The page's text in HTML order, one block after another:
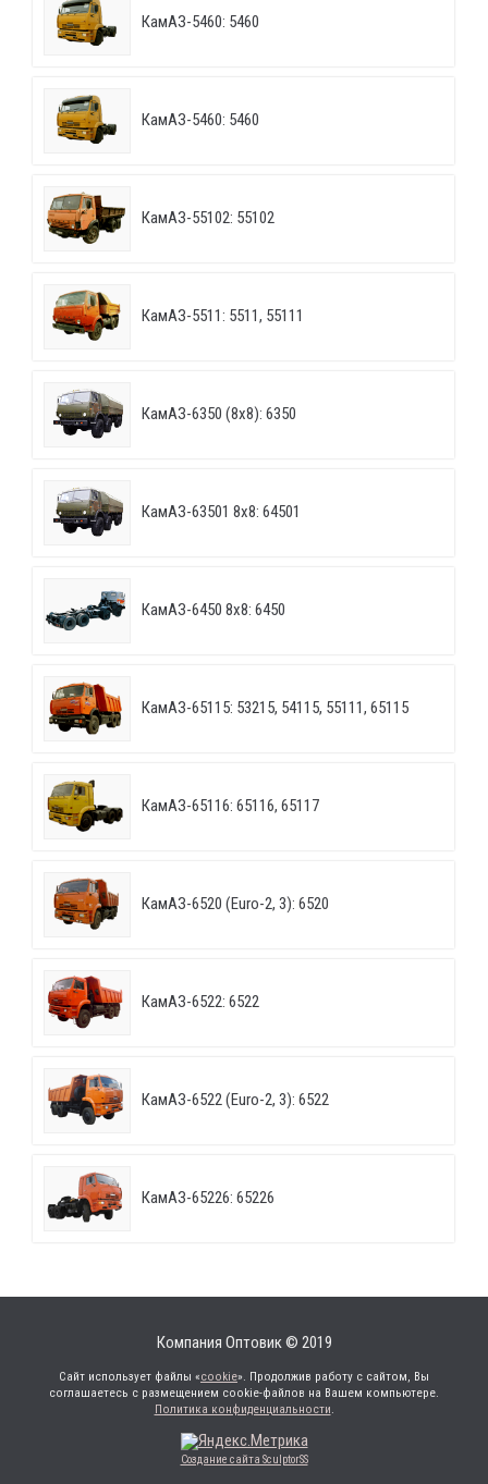
КамАЗ-5460: 5460
КамАЗ-5460: 5460
КамАЗ-55102: 55102
КамАЗ-5511: 5511, 55111
КамАЗ-6350 (8х8): 6350
КамАЗ-63501 8х8: 64501
КамАЗ-6450 8х8: 6450
КамАЗ-65115: 53215, 54115, 55111, 65115
КамАЗ-65116: 65116, 65117
КамАЗ-6520 (Euro-2, 3): 6520
КамАЗ-6522: 6522
КамАЗ-6522 (Euro-2, 3): 6522
КамАЗ-65226: 65226
Компания Оптовик © 2019
Сайт использует файлы «cookie». Продолжив работу с сайтом, Вы
соглашаетесь с размещением cookie-файлов на Вашем компьютере.
Политика конфиденциальности.
Создание сайта SculptorSS